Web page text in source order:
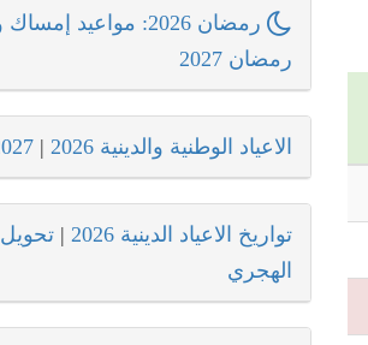
رمضان 2026: مواعيد إمساك وإفطار
رمضان 2027
الاعياد الوطنية والدينية 2026 |
تواريخ الاعياد الدينية 2026 | تحويل
الهجري